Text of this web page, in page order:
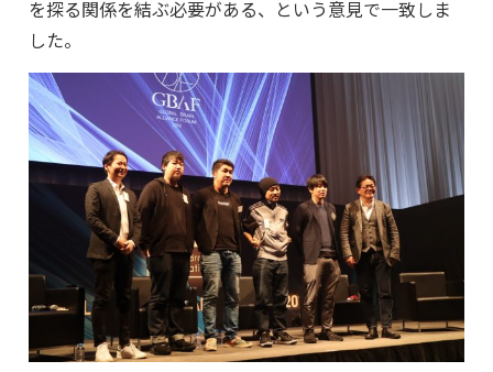
を探る関係を結ぶ必要がある、という意見で一致しま
した。